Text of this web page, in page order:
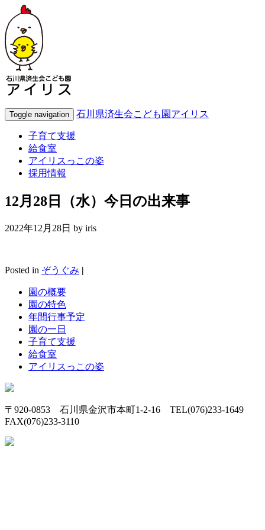
Toggle navigation 石川県済生会こども園アイリス
子育て支援
給食室
アイリスっこの姿
採用情報
12月28日（水）今日の出来事
2022年12月28日 by iris
Posted in ぞうぐみ |
園の概要
園の特色
年間行事予定
園の一日
子育て支援
給食室
アイリスっこの姿
〒920-0853 石川県金沢市本町1-2-16 TEL(076)233-1649
FAX(076)233-3110